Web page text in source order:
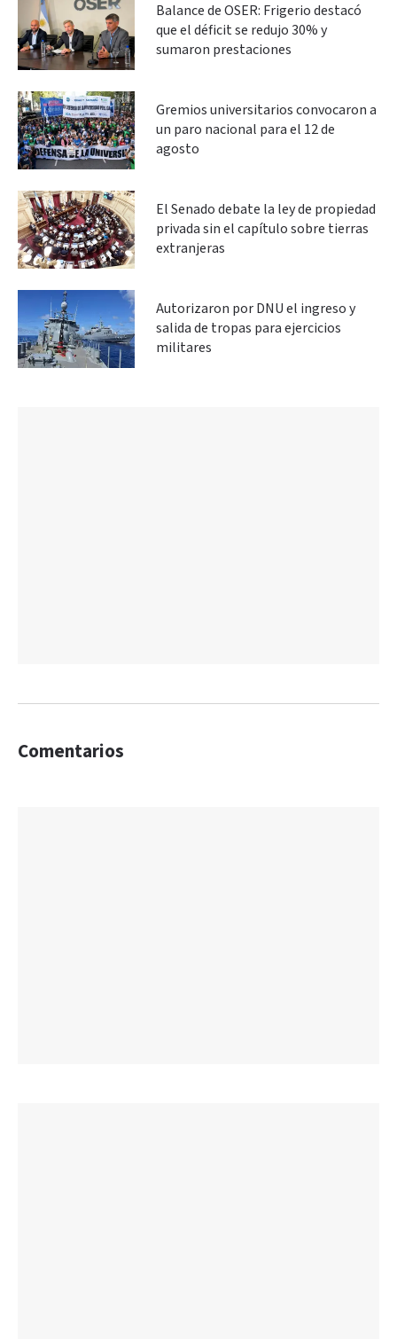
Balance de OSER: Frigerio destacó
que el déficit se redujo 30% y
sumaron prestaciones
Gremios universitarios convocaron a
un paro nacional para el 12 de
agosto
El Senado debate la ley de propiedad
privada sin el capítulo sobre tierras
extranjeras
Autorizaron por DNU el ingreso y
salida de tropas para ejercicios
militares
Comentarios